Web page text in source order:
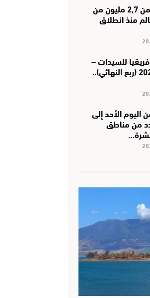
دخول أزيد من 2,7 مليون من
منذ انطلاق
للسيدات –
المغرب 2026 (ربع النهائي)..
اليوم الأحد إلى
من مناطق